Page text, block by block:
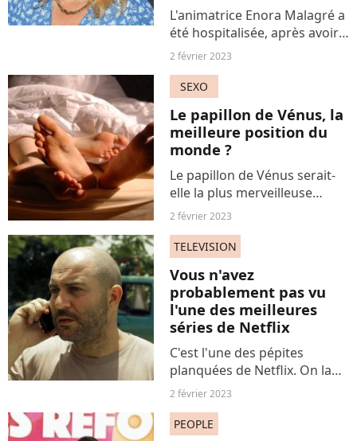
L'animatrice Enora Malagré a
été hospitalisée, après avoir
été victime d'une grave crise
témoigne de sa profonde
"souffrance" et pousse un
coup de gueule.
2 février 2023
SEXO
Le papillon de Vénus, la
meilleure position du
monde ?
Le papillon de Vénus serait-
elle la plus merveilleuse
position au monde ? Derrière
paradis, une "technique" qui
pourrait bien bouleverser
votre intimité....
2 février 2023
TELEVISION
Vous n'avez
probablement pas vu
l'une des meilleures
séries de Netflix
C'est l'une des pépites
planquées de Netflix. On la
compare même à l'haletante
Connaissez-vous "Fauda" ?
2 février 2023
PEOPLE